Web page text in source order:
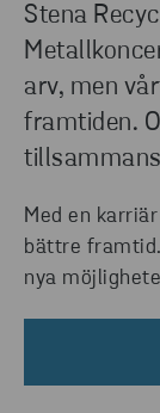
Stena
arv, men
framtiden.
Med en
bättre
nya